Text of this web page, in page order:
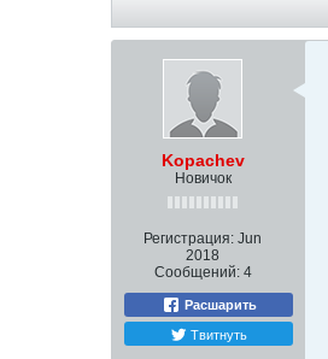
Kopachev
Новичок
Регистрация: Jun
2018
Сообщений: 4
Расшарить
Твитнуть